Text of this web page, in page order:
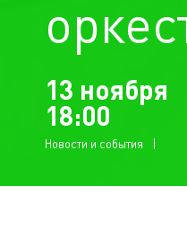
13 ноября
18:00
Новости и события